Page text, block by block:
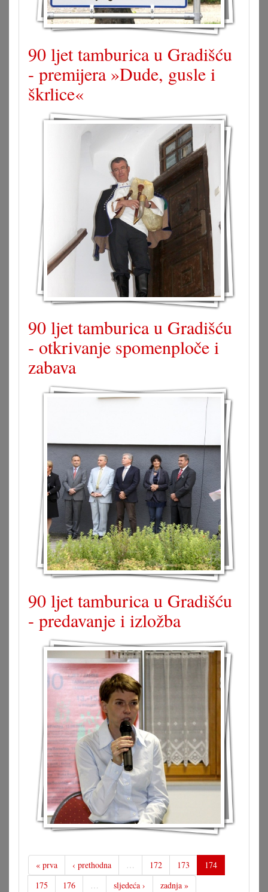
90 ljet tamburica u Gradišću
- premijera »Dude, gusle i
škrlice«
90 ljet tamburica u Gradišću
- otkrivanje spomenploče i
zabava
90 ljet tamburica u Gradišću
- predavanje i izložba
« prva ‹ prethodna … 172 173
174
175
176 … sljedeća › zadnja »